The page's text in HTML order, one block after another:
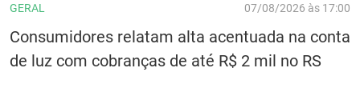
GERAL 07/08/2026 às 17:00
Consumidores relatam alta acentuada na conta
de luz com cobranças de até R$ 2 mil no RS